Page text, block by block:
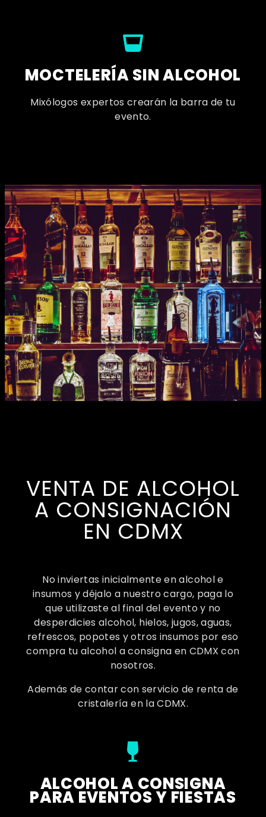
MOCTELERÍA SIN ALCOHOL
Mixólogos expertos crearán la barra de tu
evento.
VENTA DE ALCOHOL
A CONSIGNACIÓN
EN CDMX
No inviertas inicialmente en alcohol e
insumos y déjalo a nuestro cargo, paga lo
que utilizaste al final del evento y no
desperdicies alcohol, hielos, jugos, aguas,
refrescos, popotes y otros insumos por eso
compra tu alcohol a consigna en CDMX con
nosotros.
Además de contar con servicio de renta de
cristalería en la CDMX.
ALCOHOL A CONSIGNA
PARA EVENTOS Y FIESTAS